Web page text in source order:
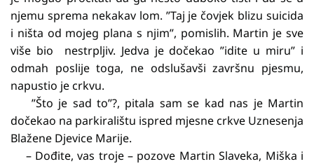
njemu sprema nekakav lom. ”Taj je čovjek blizu suicida
i ništa od mojeg plana s njim”, pomislih. Martin je sve
više bio nestrpljiv. Jedva je dočekao ”idite u miru” i
odmah poslije toga, ne odslušavši završnu pjesmu,
napustio je crkvu.
”Što je sad to”?, pitala sam se kad nas je Martin
dočekao na parkiralištu ispred mjesne crkve Uznesenja
Blažene Djevice Marije.
– Dođite, vas troje – pozove Martin Slaveka, Miška i